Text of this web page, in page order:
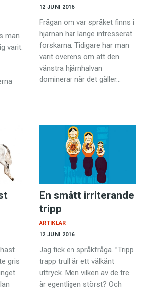
man
varit.
12 JUNI 2016
Frågan om var språket finns i
hjärnan har länge intresserat
forskarna. Tidigare har man
varit överens om att den
vänstra hjärnhalvan
dominerar när det gäller…
gris
En smått irriterande
tripp
12 JUNI 2016
ARTIKLAR
Jag fick en språkfråga. ”Tripp
trapp trull är ett välkänt
uttryck. Men vilken av de tre
är egentligen störst? Och